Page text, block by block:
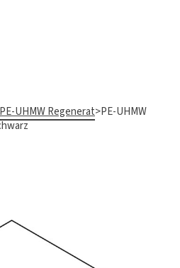
PE-UHMW Regenerat>PE-UHMW